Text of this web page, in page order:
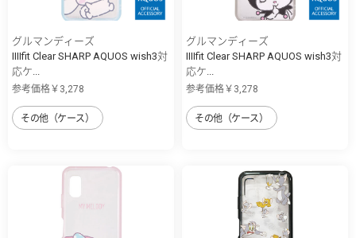
グルマンディーズ
IIIIfit Clear SHARP AQUOS wish3対
応ケ...
参考価格￥3,278
その他（ケース）
グルマンディーズ
IIIIfit Clear SHARP AQUOS wish3対
応ケ...
参考価格￥3,278
その他（ケース）